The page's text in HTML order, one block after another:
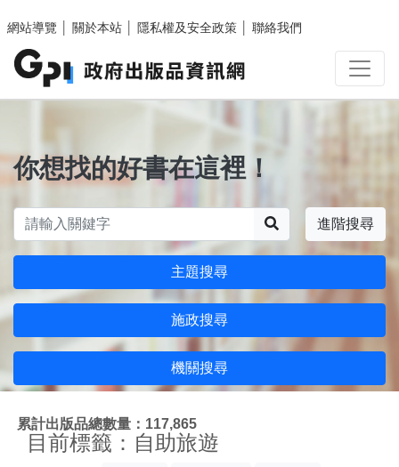
網站導覽
關於本站 隱私權及安全政策 聯絡我們
你想找的好書在這裡！
進階搜尋
主題搜尋
施政搜尋
機關搜尋
累計出版品總數量：117,865
目前標籤：自助旅遊